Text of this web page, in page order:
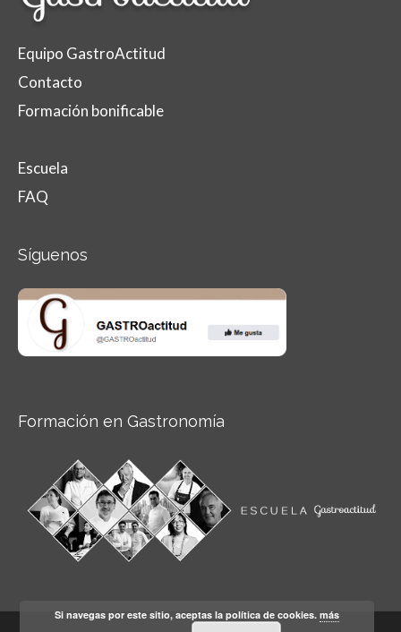
Equipo GastroActitud
Contacto
Formación bonificable
Escuela
FAQ
Síguenos
Formación en Gastronomía
Si navegas por este sitio, aceptas la política de cookies.más